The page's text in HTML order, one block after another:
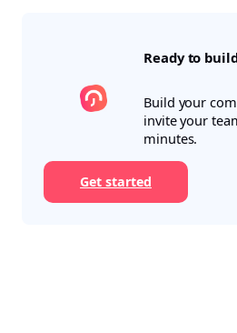
Ready to
Build your
invite your
minutes.
Get started